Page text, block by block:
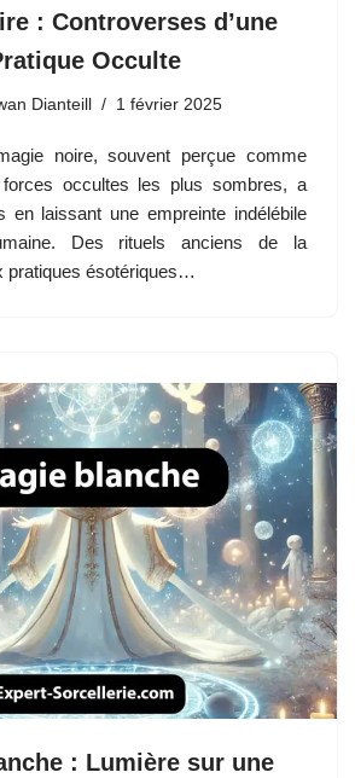
: Controverses d’une
Occulte
Dianteill 1 février 2025
noire, souvent perçue comme
forces occultes les plus sombres, a
en laissant une empreinte indélébile
Des rituels anciens de la
pratiques ésotériques…
: Lumière sur une